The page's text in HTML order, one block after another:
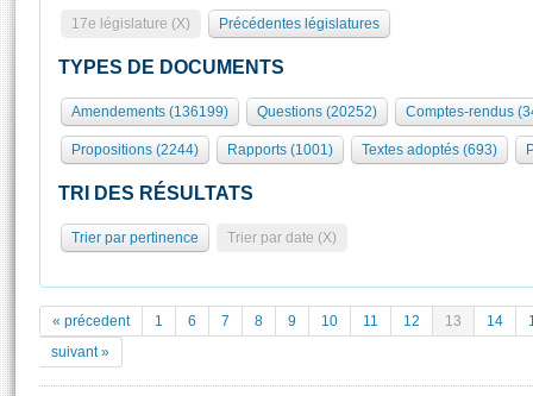
Présidence
577 députés
Groupes politiques
Séance publique
Commissions et autres organes
Europe et International
Pétitions
Documents parlementaires
Projets de loi
Rôle et pouvoirs de l'Assemblée
Organisation de l'Assemblée
Présidence Conférence des Présidents Bureau Collège des
Statistiques et chiffres clés
Documents de référence
( Constitution | Règlement de l'Assemblée ... )
Visiter l'Assemblée
Visite virtuelle du palais Bourbon
Assister à une séance
La Bibliothèque
Les archives
17e législature (X) Précédentes législatures
TYPES DE DOCUMENTS
Amendements (136199) Questions (20252) Comptes-rendus
Propositions (2244) Rapports (1001) Textes adoptés (693)
TRI DES RÉSULTATS
Trier par pertinence Trier par date (X)
« précedent 1 6 7 8 9 10 11 12 13 14
suivant »